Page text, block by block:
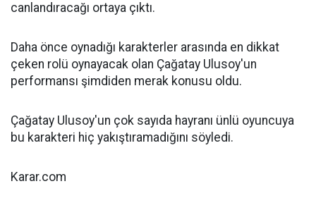
canlandıracağı ortaya çıktı.
Daha önce oynadığı karakterler arasında en dikkat
çeken rolü oynayacak olan Çağatay Ulusoy'un
performansı şimdiden merak konusu oldu.
Çağatay Ulusoy'un çok sayıda hayranı ünlü oyuncuya
bu karakteri hiç yakıştıramadığını söyledi.
Karar.com